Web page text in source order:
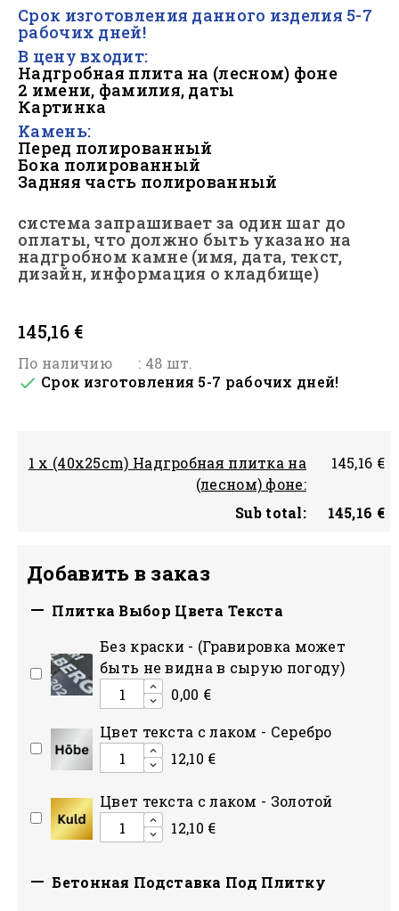
Срок изготовления данного изделия 5-7
рабочих дней!
В цену входит:
Надгробная плита на (лесном) фоне
2 имени, фамилия, даты
Картинка
Kамень:
Перед полированный
Бока полированный
Задняя часть полированный
система запрашивает за один шаг до
оплаты, что должно бытьуказано на
надгробном камне (имя, дата, текст,
дизайн, информация о кладбище)
145,16 €
По наличию : 48 шт.
 Срок изготовления 5-7 рабочих дней!
1 x (40x25cm) Надгробная плитка на
(лесном) фоне:
145,16 €
Sub total: 145,16 €
Добавить в заказ
 Плитка Выбор Цвета Текста
Без краски - (Гравировка может
быть не видна в сырую погоду)
0,00 €
Цвет текста с лаком - Серебро
12,10 €
Цвет текста с лаком - Золотой
12,10 €
 Бетонная Подставка Под Плитку